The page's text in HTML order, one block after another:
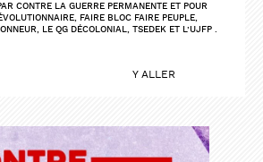
CONTRE LA GUERRE PERMANENTE ET POUR
FAIRE BLOC FAIRE PEUPLE,
LE QG DÉCOLONIAL, TSEDEK ET L’UJFP .
Y ALLER